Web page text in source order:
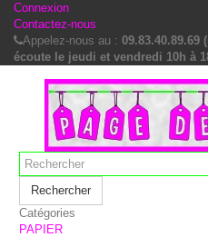
Connexion
Contactez-nous
Appelez-nous au : 09.83.40.89.69
écoute le jeudi et vendredi 10h à
Rechercher
Catégories
PAPIER